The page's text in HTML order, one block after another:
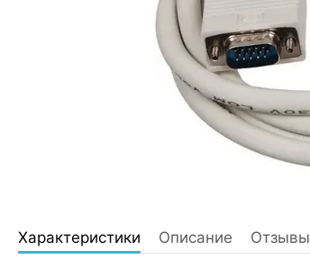
Характеристики Описание Отзывы